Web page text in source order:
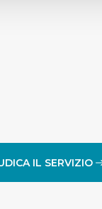
IL SERVIZIO